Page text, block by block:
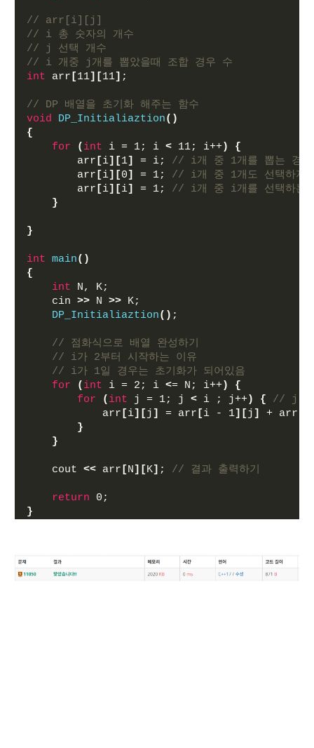
// arr[i][j]
// i 총 숫자의 개수
// j 선택 개수
// i 개중 j개를 뽑았을때 조합 경우 수
int arr [11][11] ;
// DP 배열을 초기화 해주는 함수
void
DP_Initialiaztion()
{
for
( int i = 1; i < 11; i++)
{
        arr
[i][1] = i; // i개 중 1개를 뽑는 경
        arr
[i][0] = 1; // i개 중 1개도 선택하지
        arr
[i][i] = 1; // i개 중 i개를 선택하는
}
}
int main()
{
int N, K;
    cin
>> N >> K;
DP_Initialiaztion() ;
// 점화식으로 배열 완성하기
// i가 2부터 시작하는 이유
// i가 1일 경우는 초기화가 되어있음
for
( int i = 2; i <= N; i++)
{
for
( int j = 1; j < i ; j++) {
// j 0
            arr
[i][j ] = arr [i - 1][j ] + arr
}
}
    cout
<< arr [N][K] ; // 결과 출력하기
return 0;
}